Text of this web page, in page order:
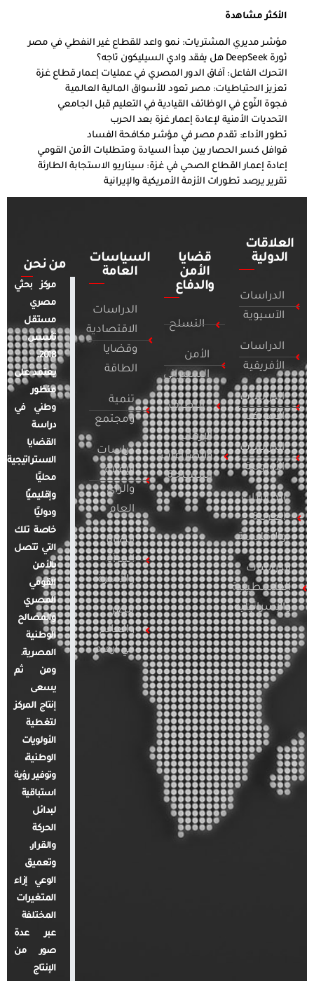
الأكثر مشاهدة
مؤشر مديري المشتريات: نمو واعد للقطاع غير النفطي في مصر
ثورة DeepSeek هل يفقد وادي السيليكون تاجه؟
التحرك الفاعل: آفاق الدور المصري في عمليات إعمار قطاع غزة
تعزيز الاحتياطيات: مصر تعود للأسواق المالية العالمية
فجوة النّوع في الوظائف القيادية في التعليم قبل الجامعي
التحديات الأمنية لإعادة إعمار غزة بعد الحرب
تطور الأداء: تقدم مصر في مؤشر مكافحة الفساد
قوافل كسر الحصار بين مبدأ السيادة ومتطلبات الأمن القومي
إعادة إعمار القطاع الصحي في غزة: سيناريو الاستجابة الطارئة
تقرير يرصد تطورات الأزمة الأمريكية والإيرانية
العلاقات
الدولية
الدراسات
الآسيوية
الدراسات
الأفريقية
الدراسات
الأمريكية
الدراسات
الأوروبية
الدراسات
العربية
والإقليمية
الدراسات
الفلسطينية
والإسرائيلية
قضايا
الأمن
والدفاع
التسلح
الأمن
السيبراني
التطرف
الإرهاب
والصراعات
المسلحة
السياسات
العامة
الدراسات
الاقتصادية
وقضايا
الطاقة
تنمية
ومجتمع
دراسات
الإعلام
والرأي
العام
قضايا
المرأة
والأسرة
مصر
والعالم
في أرقام
من نحن
مركز بحثي
مصري
مستقل
تأسس
2018.
يعتمد على
منظور
وطني في
دراسة
القضايا
الاستراتيجية
محليًا
وإقليميًا
ودوليًا
خاصة تلك
التي تتصل
بالأمن
القومي
المصري
والمصالح
الوطنية
المصرية.
ومن ثم
يسعى
إنتاج المركز
لتغطية
الأولويات
الوطنية،
وتوفير رؤية
استباقية
لبدائل
الحركة
والقرار.
وتعميق
الوعي إزاء
المتغيرات
المختلفة
عبر عدة
صور من
الإنتاج